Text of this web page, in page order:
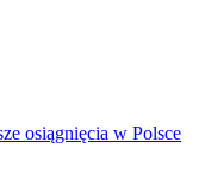
osiągnięcia w Polsce